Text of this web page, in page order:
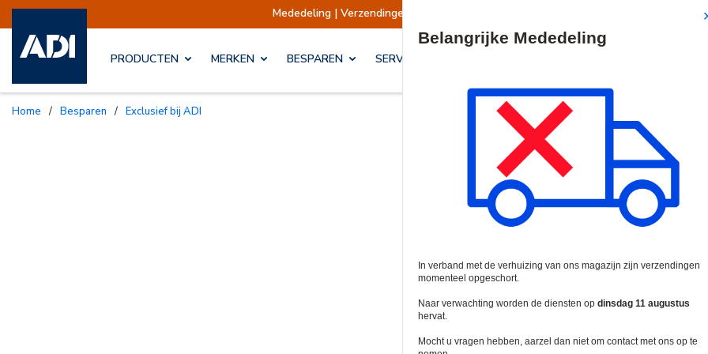
Mededeling | Verzendingen opgeschort Verzendingen worden op dinsdag 11
PRODUCTEN MERKEN BESPAREN SERVICES & OPLOSSINGEN
Home / Besparen / Exclusief bij ADI